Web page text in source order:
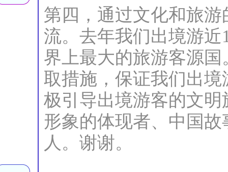
第四，通过文化和旅
流。去年我们出境游
界上最大的旅游客源
取措施，保证我们出
极引导出境游客的文
形象的体现者、中国
人。谢谢。